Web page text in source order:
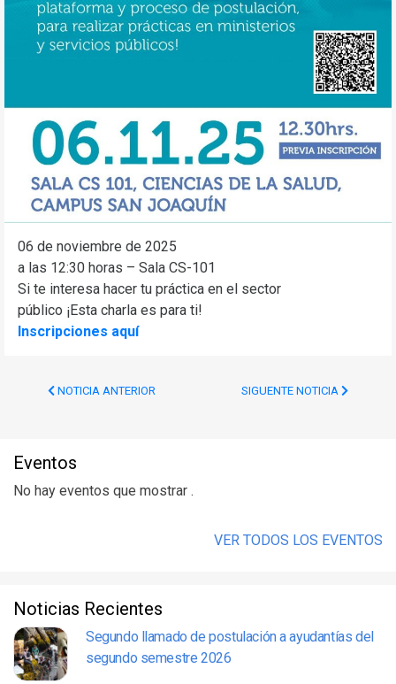
06 de noviembre de 2025
a las 12:30 horas – Sala CS-101
Si te interesa hacer tu práctica en el sector
público ¡Esta charla es para ti!
Inscripciones aquí
NOTICIA ANTERIOR SIGUENTE NOTICIA
Eventos
No hay eventos que mostrar .
VER TODOS LOS EVENTOS
Noticias Recientes
Segundo llamado de postulación a ayudantías del
segundo semestre 2026